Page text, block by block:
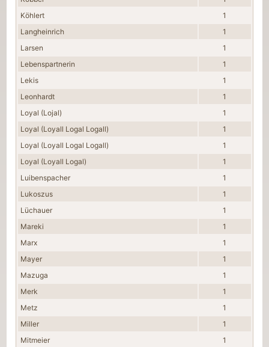
Köhlert
1
Langheinrich
1
Larsen
1
Lebenspartnerin
1
Lekis
1
Leonhardt
1
Loyal (Lojal)
1
Loyal (Loyall Logal Logall)
1
Loyal (Loyall Logal Logall)
1
Loyal (Loyall Logal)
1
Luibenspacher
1
Lukoszus
1
Lüchauer
1
Mareki
1
Marx
1
Mayer
1
Mazuga
1
Merk
1
Metz
1
Miller
1
Mitmeier
1